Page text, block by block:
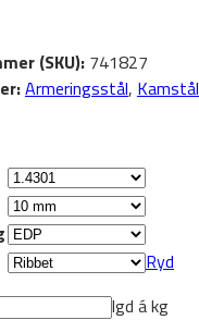
(SKU): 741827
Armeringsstål, Kamstål
Ryd
lgd ákg